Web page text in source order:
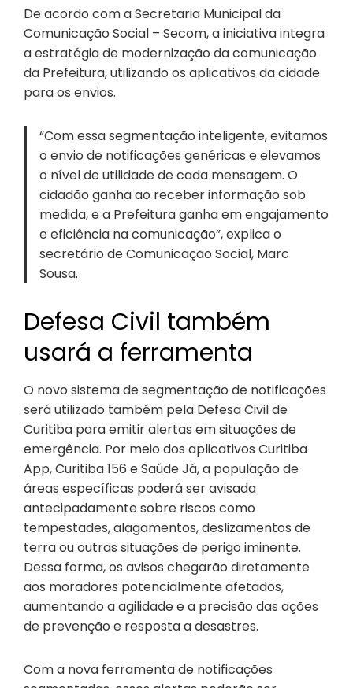
De acordo com a Secretaria Municipal da
Comunicação Social – Secom, a iniciativa integra
a estratégia de modernização da comunicação
da Prefeitura, utilizando os aplicativos da cidade
para os envios.
“Com essa segmentação inteligente, evitamos
o envio de notificações genéricas e elevamos
o nível de utilidade de cada mensagem. O
cidadão ganha ao receber informação sob
medida, e a Prefeitura ganha em engajamento
e eficiência na comunicação”, explica o
secretário de Comunicação Social, Marc
Sousa.
Defesa Civil também
usará a ferramenta
O novo sistema de segmentação de notificações
será utilizado também pela Defesa Civil de
Curitiba para emitir alertas em situações de
emergência. Por meio dos aplicativos Curitiba
App, Curitiba 156 e Saúde Já, a população de
áreas específicas poderá ser avisada
antecipadamente sobre riscos como
tempestades, alagamentos, deslizamentos de
terra ou outras situações de perigo iminente.
Dessa forma, os avisos chegarão diretamente
aos moradores potencialmente afetados,
aumentando a agilidade e a precisão das ações
de prevenção e resposta a desastres.
Com a nova ferramenta de notificações